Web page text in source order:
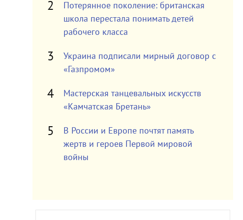
Потерянное поколение: британская
школа перестала понимать детей
рабочего класса
Украина подписали мирный договор с
«Газпромом»
Мастерская танцевальных искусств
«Камчатская Бретань»
В России и Европе почтят память
жертв и героев Первой мировой
войны